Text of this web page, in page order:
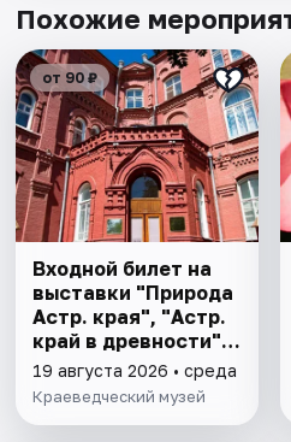
Похожие
от 90 ₽
Входной билет на
выставки "Природа
Астр. края", "Астр.
край в древности",
"Заселение Астр.
края"
19 августа 2026 • среда
Краеведческий музей